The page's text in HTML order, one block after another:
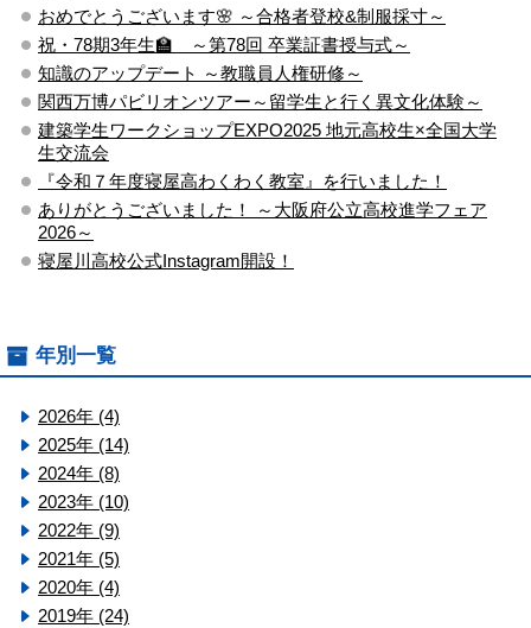
おめでとうございます🌸 ～合格者登校&制服採寸～
祝・78期3年生🏫 ～第78回 卒業証書授与式～
知識のアップデート ～教職員人権研修～
関西万博パビリオンツアー～留学生と行く異文化体験～
建築学生ワークショップEXPO2025 地元高校生×全国大学
生交流会
『令和７年度寝屋高わくわく教室』を行いました！
ありがとうございました！ ～大阪府公立高校進学フェア
2026～
寝屋川高校公式Instagram開設！
年別一覧
2026年 (4)
2025年 (14)
2024年 (8)
2023年 (10)
2022年 (9)
2021年 (5)
2020年 (4)
2019年 (24)